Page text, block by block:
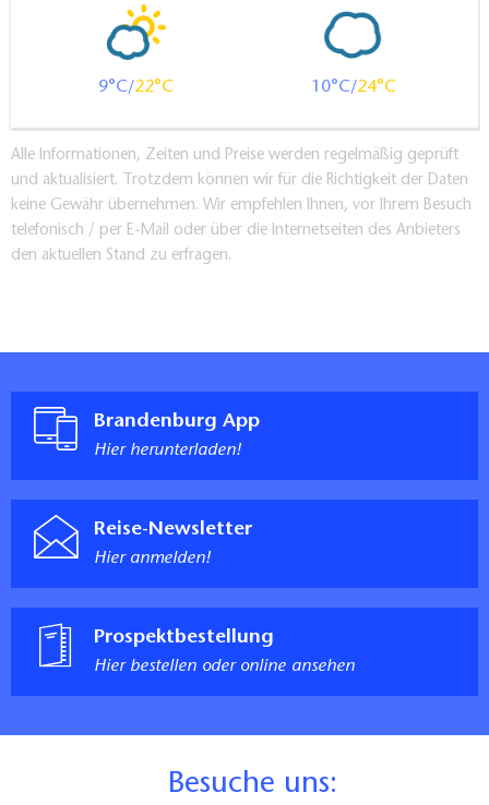
9 22 10 24
Alle Informationen, Zeiten und Preise werden regelmäßig geprüft
und aktualisiert. Trotzdem können wir für die Richtigkeit der Daten
keine Gewähr übernehmen. Wir empfehlen Ihnen, vor Ihrem Besuch
telefonisch / per E-Mail oder über die Internetseiten des Anbieters
den aktuellen Stand zu erfragen.
Brandenburg App
Hier herunterladen!
Reise-Newsletter
Hier anmelden!
Prospektbestellung
Hier bestellen oder online ansehen
Besuche uns: